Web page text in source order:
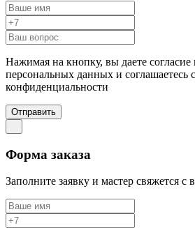
Нажимая на кнопку, вы даете согласие
персональных данных и соглашаетесь
конфиденциальности
Отправить
Форма заказа
Заполните заявку и мастер свяжется с